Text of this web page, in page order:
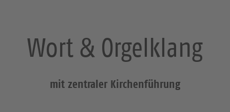
Wort & Orgelklang
mit zentraler Kirchenführung